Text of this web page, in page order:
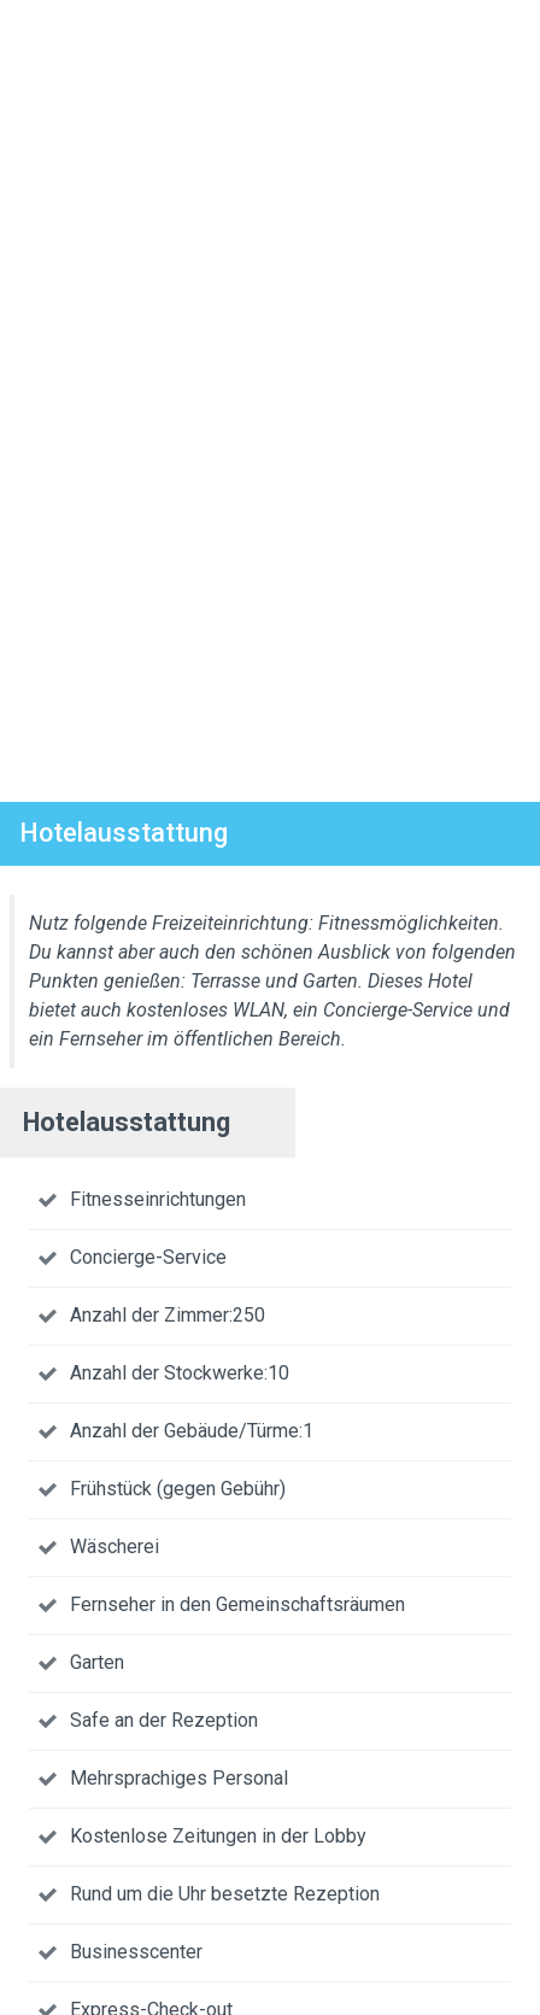
Hotelausstattung
Nutz folgende Freizeiteinrichtung: Fitnessmöglichkeiten.
Du kannst aber auch den schönen Ausblick von folgenden
Punkten genießen: Terrasse und Garten. Dieses Hotel
bietet auch kostenloses WLAN, ein Concierge-Service und
ein Fernseher im öffentlichen Bereich.
Hotelausstattung
Fitnesseinrichtungen
Concierge-Service
Anzahl der Zimmer:250
Anzahl der Stockwerke:10
Anzahl der Gebäude/Türme:1
Frühstück (gegen Gebühr)
Wäscherei
Fernseher in den Gemeinschaftsräumen
Garten
Safe an der Rezeption
Mehrsprachiges Personal
Kostenlose Zeitungen in der Lobby
Rund um die Uhr besetzte Rezeption
Businesscenter
Express-Check-out